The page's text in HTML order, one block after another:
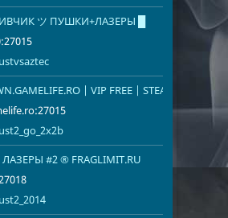
ツ ПУШКИ+ЛАЗЕРЫ █
| VIP FREE | STEAM ON = VIP
#2 ® FRAGLIMIT.RU